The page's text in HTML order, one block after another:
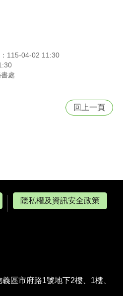
115-04-02 11:30
處
回上一頁
隱私權及資訊安全政策
區市府路1號地下2樓、1樓、